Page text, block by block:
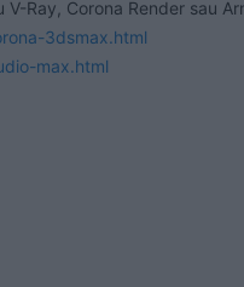
3dsmax.html
max.html